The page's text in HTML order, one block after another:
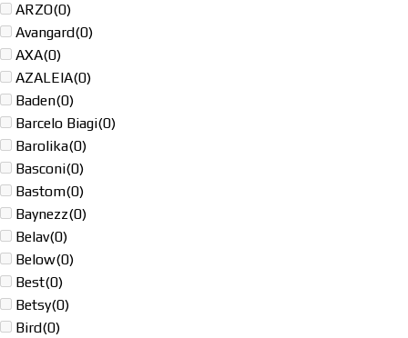
ARZO(0)
Avangard(0)
AXA(0)
AZALEIA(0)
Baden(0)
Barcelo Biagi(0)
Barolika(0)
Basconi(0)
Bastom(0)
Baynezz(0)
Belav(0)
Below(0)
Best(0)
Betsy(0)
Bird(0)